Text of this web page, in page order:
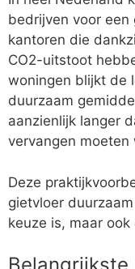
bedrijven voor een
kantoren die
CO2-uitstoot
woningen blijkt de
duurzaam
aanzienlijk langer
vervangen moeten
Deze
gietvloer
keuze is, maar